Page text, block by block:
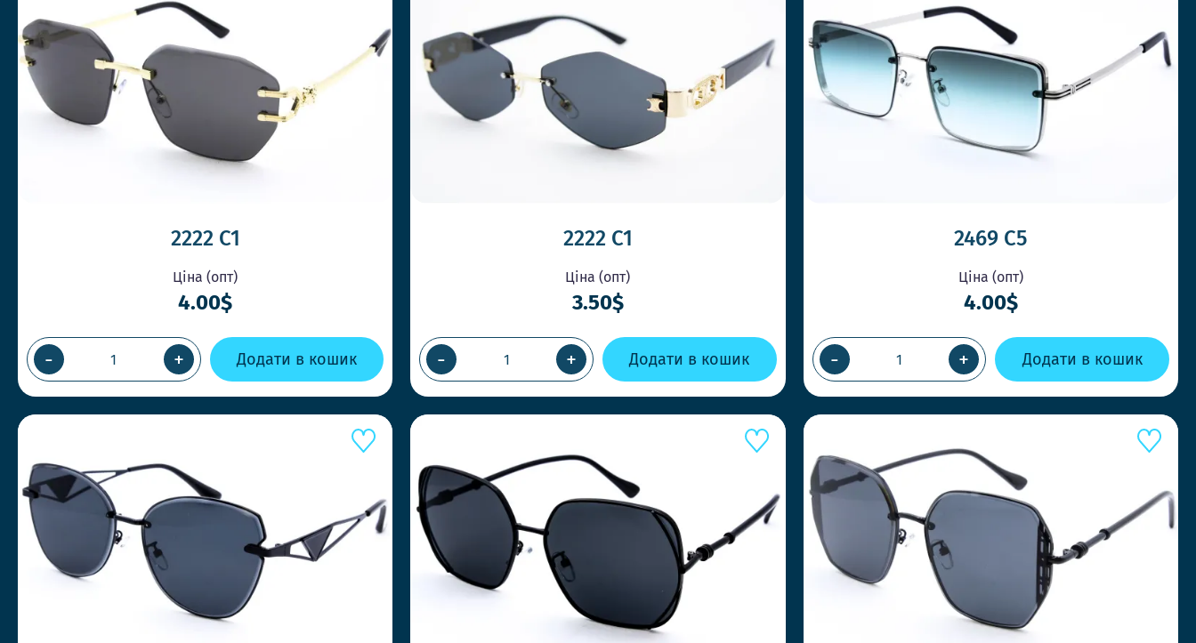
2222 C1
Ціна (опт)
4.00$
- + Додати в кошик
2222 С1
Ціна (опт)
3.50$
- + Додати в кошик
2469 C5
Ціна (опт)
4.00$
- + Додати в кошик